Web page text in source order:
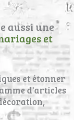
aussi une
et
et étonner
d'articles